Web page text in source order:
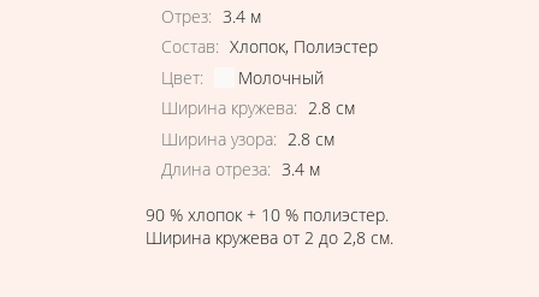
Характеристики
Отрез: 3.4 м
Состав: Хлопок, Полиэстер
Цвет:
Молочный
Ширина кружева: 2.8 см
Ширина узора: 2.8 см
Длина отреза: 3.4 м
90 % хлопок + 10 % полиэстер.
Ширина кружева от 2 до 2,8 см.